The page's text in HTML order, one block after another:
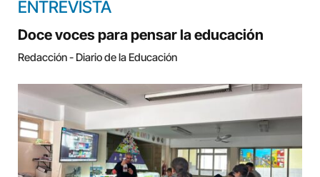
ENTREVISTA
Doce voces para pensar la educación
Redacción - Diario de la Educación